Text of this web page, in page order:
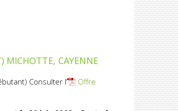
MICHOTTE, CAYENNE
Consulter l’
Offre